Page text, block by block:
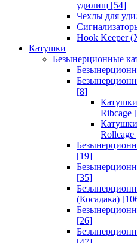
удилищ [54]
Чехлы для
Hook Keeper
Катушки
Безынерционные
[8]
Ribcage
Rollcage
[19]
[35]
(Косадака)
[26]